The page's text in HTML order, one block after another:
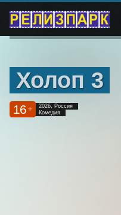
Холоп 3
16 +
2026, Россия
Комедия